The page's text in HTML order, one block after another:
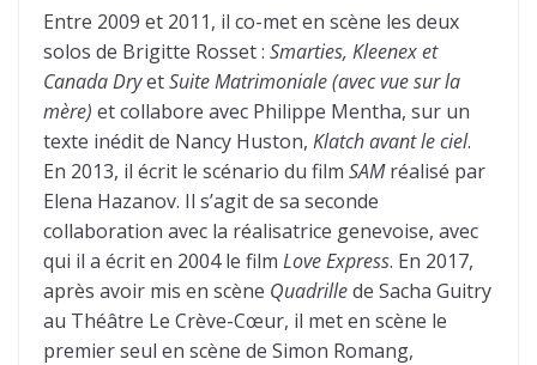
Entre 2009 et 2011, il co-met en scène les deux
solos de Brigitte Rosset : Smarties, Kleenexet
Canada DryetSuite Matrimoniale(avec vue sur la
mère) et collabore avec Philippe Mentha, sur un
texte inédit de Nancy Huston, Klatch avant le ciel.
En 2013, il écrit le scénario du film SAMréalisé par
Elena Hazanov. Il s’agit de sa seconde
collaboration avec la réalisatrice genevoise, avec
qui il a écrit en 2004 le film Love Express. En 2017,
après avoir mis en scène Quadrillede Sacha Guitry
au Théâtre Le Crève-Cœur, il met en scène le
premier seul en scène de Simon Romang,